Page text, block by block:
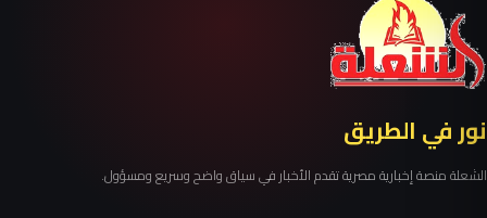
نور في الطريق
الشعلة منصة إخبارية مصرية تقدم الأخبار في سياق واضح وسريع ومسؤول.